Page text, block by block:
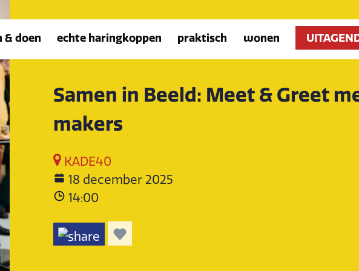
& doen echte haringkoppen praktisch wonen
Samen in Beeld: Meet & Greet
makers
KADE40
18 december 2025
14:00